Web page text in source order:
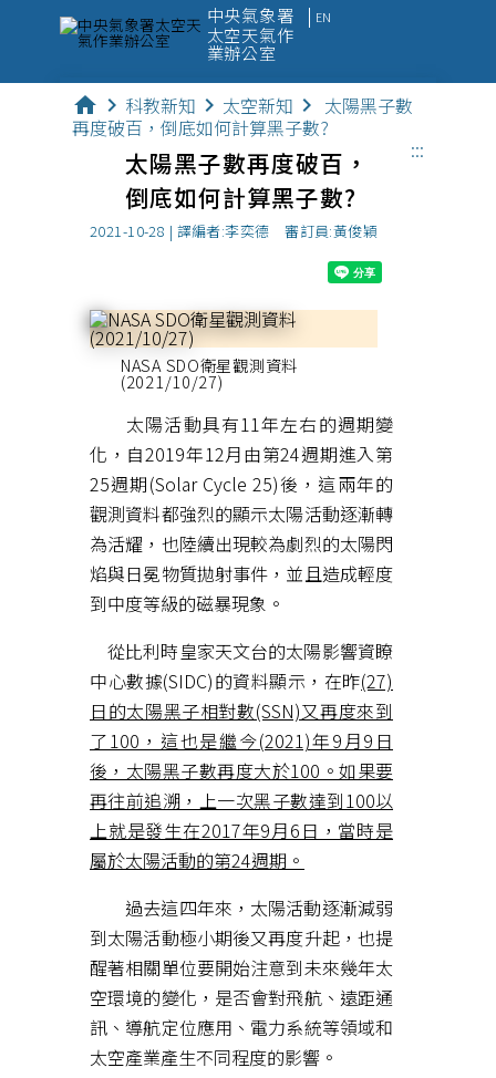
中央氣象署
太空天氣作
業辦公室
EN
太空天氣
監測數據
便民服務
home chevron_right 科教新知 chevron_right 太空新知 chevron_right 太陽黑子數
再度破百，倒底如何計算黑子數?
:::
太陽黑子數再度破百，
倒底如何計算黑子數?
2021-10-28 | 譯編者:李奕德 審訂員:黃俊穎
NASA SDO衛星觀測資料
(2021/10/27)
太陽活動具有11年左右的週期變
化，自2019年12月由第24週期進入第
25週期(Solar Cycle 25)後，這兩年的
觀測資料都強烈的顯示太陽活動逐漸轉
為活耀，也陸續出現較為劇烈的太陽閃
焰與日冕物質拋射事件，並且造成輕度
到中度等級的磁暴現象。
從比利時皇家天文台的太陽影響資瞭
中心數據(SIDC)的資料顯示，在昨(27)
日的太陽黑子相對數(SSN)又再度來到
了100，這也是繼今(2021)年9月9日
後，太陽黑子數再度大於100。如果要
再往前追溯，上一次黑子數達到100以
上就是發生在2017年9月6日，當時是
屬於太陽活動的第24週期。
過去這四年來，太陽活動逐漸減弱
到太陽活動極小期後又再度升起，也提
醒著相關單位要開始注意到未來幾年太
空環境的變化，是否會對飛航、遠距通
訊、導航定位應用、電力系統等領域和
太空產業產生不同程度的影響。